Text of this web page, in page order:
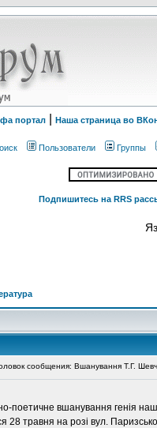
портал| Наша страница во
Пользователи Группы
Подпишитесь на RRS
сообщения: Вшанування Т.Г.
вшанування генія
28 травня на розі вул.